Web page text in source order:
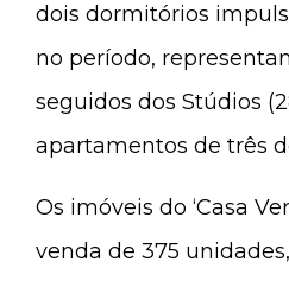
dois dormitórios
no período,
seguidos dos Stúdios
apartamentos de três
Os imóveis do ‘Casa
venda de 375